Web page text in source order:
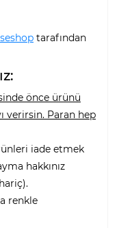
tarafından
önce ürünü
verirsin. Paran hep
iade etmek
hakkınız
renkle